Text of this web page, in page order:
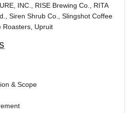
INC., RISE Brewing Co., RITA
Siren Shrub Co., Slingshot Coffee
Roasters, Upruit
& Scope